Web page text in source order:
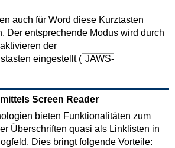
auch für Word diese Kurztasten
Der entsprechende Modus wird durch
der
eingestellt ( JAWS-
Screen Reader
bieten Funktionalitäten zum
Überschriften quasi als Linklisten in
Dies bringt folgende Vorteile: